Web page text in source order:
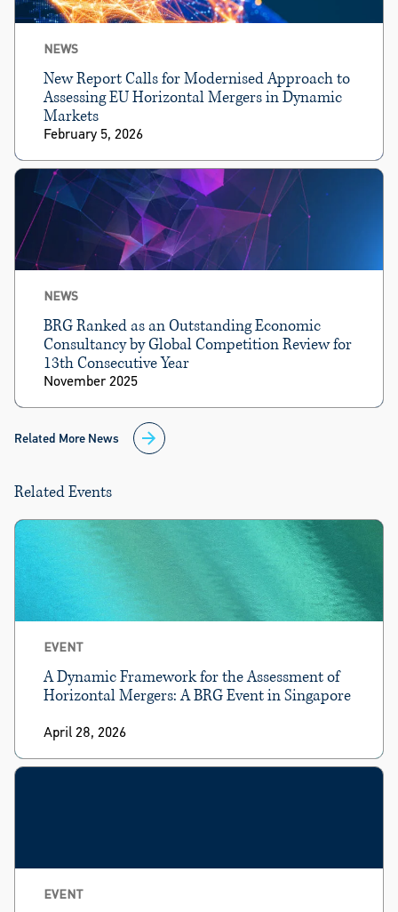
NEWS
New Report Calls for Modernised Approach to
Assessing EU Horizontal Mergers in Dynamic
Markets
February 5, 2026
NEWS
BRG Ranked as an Outstanding Economic
Consultancy by Global Competition Review for
13th Consecutive Year
November 2025
Related More News
Related Events
EVENT
A Dynamic Framework for the Assessment of
Horizontal Mergers: A BRG Event in Singapore
April 28, 2026
EVENT